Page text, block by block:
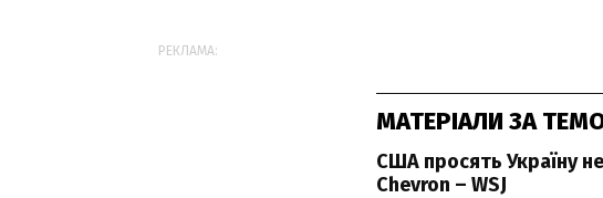
МАТЕРІАЛИ ЗА
США просять Україну
Chevron – WSJ
РЕКЛАМА: